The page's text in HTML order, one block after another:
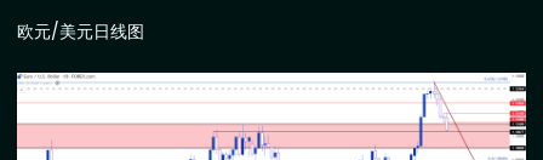
欧元/美元日线图